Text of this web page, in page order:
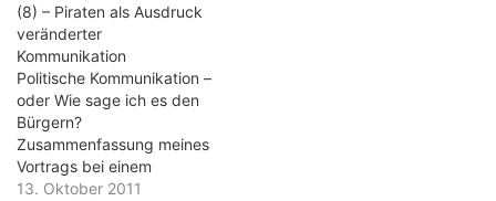
September 2011 in Kassel.
Das Thema für diesen
Vortrag klingt etwas nach
Obrigkeitsstaat. Denn es
kann ja nur zum…
(8) – Piraten als Ausdruck
veränderter
Kommunikation
Politische Kommunikation –
oder Wie sage ich es den
Bürgern?
Zusammenfassung meines
Vortrags bei einem
Workshop vom „Bündnis
13. Oktober 2011